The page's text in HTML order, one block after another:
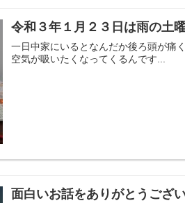
令和３年１月２３日は雨の土
一日中家にいるとなんだか後ろ頭が痛
空気が吸いたくなってくるんです...
面白いお話をありがとうござ